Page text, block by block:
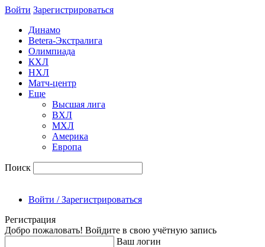
Войти Зарегиcтрироваться
Динамо
Betera-Экстралига
Олимпиада
КХЛ
НХЛ
Матч-центр
Еще
Высшая лига
ВХЛ
МХЛ
Америка
Европа
Поиск
Войти / Зарегистрироваться
Регистрация
Добро пожаловать! Войдите в свою учётную запись
Ваш логин